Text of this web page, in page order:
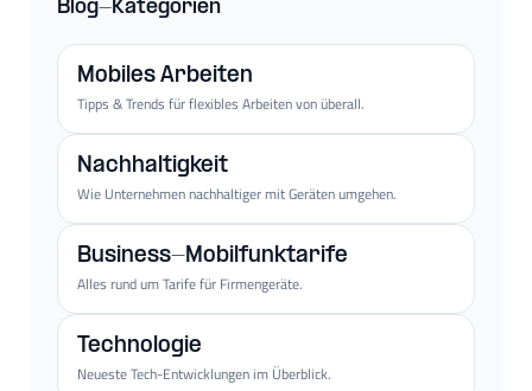
Blog-Kategorien
Mobiles Arbeiten
Tipps & Trends für flexibles Arbeiten von überall.
Nachhaltigkeit
Wie Unternehmen nachhaltiger mit Geräten umgehen.
Business-Mobilfunktarife
Alles rund um Tarife für Firmengeräte.
Technologie
Neueste Tech-Entwicklungen im Überblick.